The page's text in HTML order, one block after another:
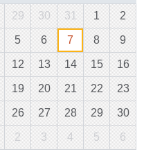
29 30 31 1 2
5 6 7 8 9
12 13 14 15 16
19 20 21 22 23
26 27 28 29 30
2 3 4 5 6